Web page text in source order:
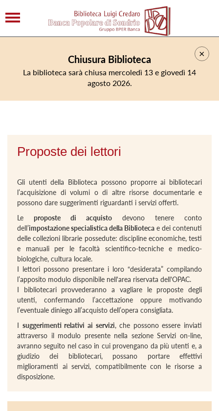
×
Chiusura Biblioteca
La biblioteca sarà chiusa mercoledì 13 e giovedì 14
agosto 2026.
Proposte dei lettori
Gli utenti della Biblioteca possono proporre ai bibliotecari
l’acquisizione di volumi o di altre risorse documentarie e
possono dare suggerimenti riguardanti i servizi offerti.
Le proposte di acquisto devono tenere conto
dell’impostazione specialistica della Biblioteca e dei contenuti
delle collezioni librarie possedute: discipline economiche, testi
e manuali per le facoltà scientifico-tecniche e medico-
biologiche, cultura locale.
I lettori possono presentare i loro “desiderata” compilando
l’apposito modulo disponibile nell'area riservata dell'OPAC.
I bibliotecari provvederanno a vagliare le proposte degli
utenti, confermando l’accettazione oppure motivando
l’eventuale diniego all’acquisto dell’opera consigliata.
I suggerimenti relativi ai servizi, che possono essere inviati
attraverso il modulo presente nella sezione Servizi on-line,
avranno seguito nel caso in cui provengano da più utenti e, a
giudizio dei bibliotecari, possano portare effettivi
miglioramenti ai servizi, compatibilmente con le risorse a
disposizione.